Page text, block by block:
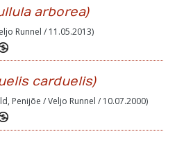
arborea)
Runnel / 11.05.2013)
carduelis)
Penijõe / Veljo Runnel / 10.07.2000)